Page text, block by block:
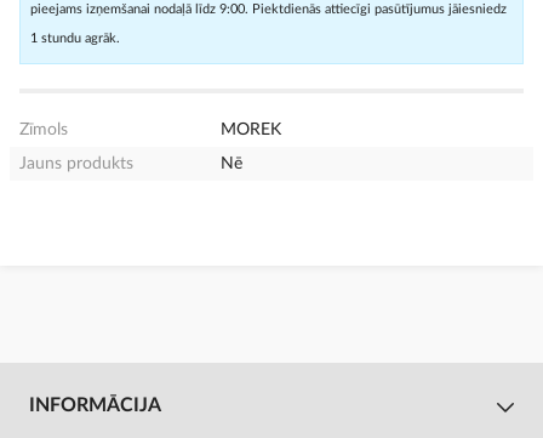
pieejams izņemšanai nodaļā līdz 9:00. Piektdienās attiecīgi pasūtījumus jāiesniedz
1 stundu agrāk.
Zīmols
MOREK
Jauns produkts
Nē
INFORMĀCIJA